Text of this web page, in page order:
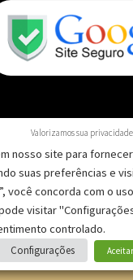
0001-52 |
Valorizamos sua
nosso site para
suas preferências e
você concorda com o
visitar
controlado.
Configurações